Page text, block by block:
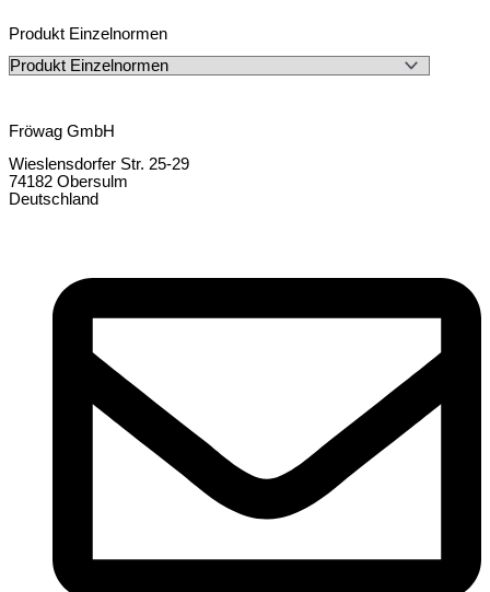
Produkt Einzelnormen
Fröwag GmbH
Wieslensdorfer Str. 25-29
74182 Obersulm
Deutschland